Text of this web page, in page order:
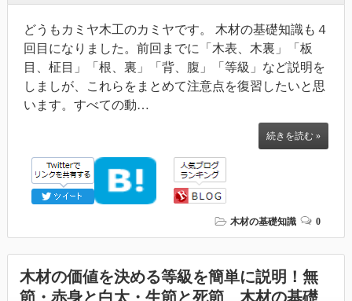
どうもカミヤ木工のカミヤです。 木材の基礎知識も４
回目になりました。前回までに「木表、木裏」「板
目、柾目」「根、裏」「背、腹」「等級」など説明を
しましが、これらをまとめて注意点を復習したいと思
います。すべての動…
続きを読む »
木材の基礎知識 0
木材の価値を決める等級を簡単に説明！無
節・赤身と白太・生節と死節 木材の基礎